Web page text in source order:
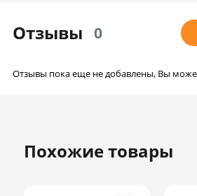
Отзывы 0
Отзывы пока еще не добавлены, Вы
Похожие товары